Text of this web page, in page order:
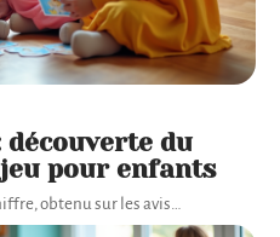
découverte du
pour enfants
obtenu sur les avis…